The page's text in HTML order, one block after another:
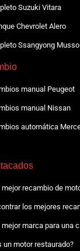
Suzuki Vitara
Chevrolet Alero
Ssangyong Musso
manual Peugeot
manual Nissan
automática
mejor recambio de
los mejores
mejor marca para una
un motor restaurado?